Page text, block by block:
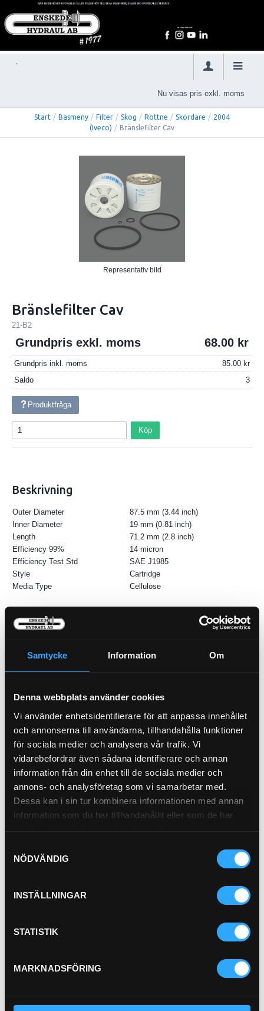
Samtycke Information Om
Denna webbplats använder cookies
Vi använder enhetsidentifierare för att anpassa innehållet
och annonserna till användarna, tillhandahålla funktioner
för sociala medier och analysera vår trafik. Vi
vidarebefordrar även sådana identifierare och annan
information från din enhet till de sociala medier och
annons- och analysföretag som vi samarbetar med.
Dessa kan i sin tur kombinera informationen med annan
information som du har tillhandahållit eller som de har
NÖDVÄNDIG
INSTÄLLNINGAR
STATISTIK
MARKNADSFÖRING
Nu visas pris exkl. moms
Start / Basmeny / Filter / Skog / Rottne / Skördare / 2004
(Iveco) / Bränslefilter Cav
Representativ bild
Bränslefilter Cav
21-B2
Grundpris exkl. moms 68.00
Grundpris inkl. moms
85.00
Saldo
3
Produktfråga
Köp
Beskrivning
Outer Diameter
87.5 mm (3.44 inch)
Inner Diameter
19 mm (0.81 inch)
Length
71.2 mm (2.8 inch)
Efficiency 99%
14 micron
Efficiency Test Std
SAE J1985
Style
Cartridge
Media Type
Cellulose
Oljefilter
Pris exkl. 160.00 Pris exkl. 46.90
21-B1
Köp